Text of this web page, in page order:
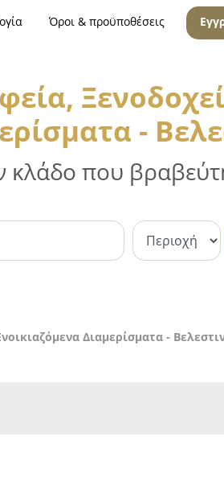
Όροι & προϋποθέσεις
-
κλάδο που
Διαμερίσματα -